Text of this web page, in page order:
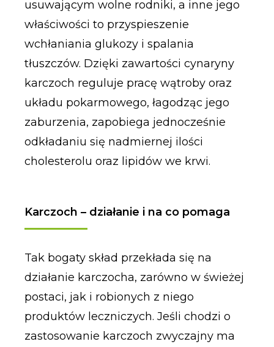
usuwającym wolne rodniki, a inne jego
właściwości to przyspieszenie
wchłaniania glukozy i spalania
tłuszczów. Dzięki zawartości cynaryny
karczoch reguluje pracę wątroby oraz
układu pokarmowego, łagodząc jego
zaburzenia, zapobiega jednocześnie
odkładaniu się nadmiernej ilości
cholesterolu oraz lipidów we krwi.
Karczoch – działanie i na co pomaga
Tak bogaty skład przekłada się na
działanie karczocha, zarówno w świeżej
postaci, jak i robionych z niego
produktów leczniczych. Jeśli chodzi o
zastosowanie karczoch zwyczajny ma